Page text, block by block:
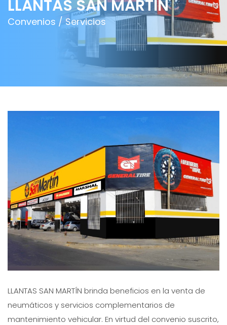
LLANTAS SAN MARTÍN
Convenios / Servicios
LLANTAS SAN MARTÍN brinda beneficios en la venta de
neumáticos y servicios complementarios de
mantenimiento vehicular. En virtud del convenio suscrito,